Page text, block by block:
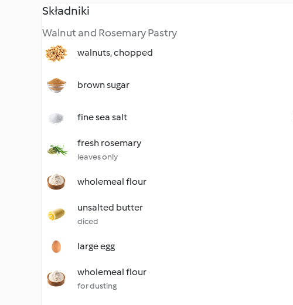
Składniki
Walnut and Rosemary Pastry
walnuts, chopped
brown sugar
fine sea salt
fresh rosemary
leaves only
wholemeal flour
unsalted butter
diced
large egg
wholemeal flour
for dusting